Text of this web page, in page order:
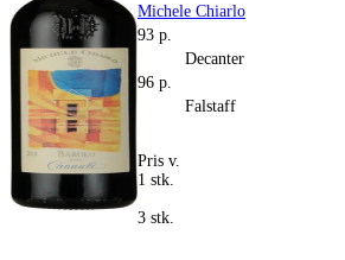
Michele Chiarlo
93 p.
Decanter
96 p.
Falstaff
Pris v.
1 stk.
3 stk.